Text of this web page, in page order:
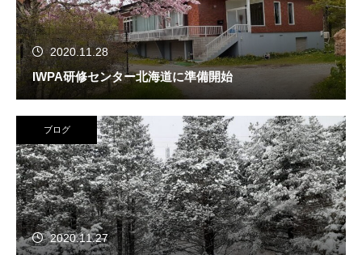
2020.11.28
IWPA研修センター北海道に準備開始
ブログ
2020.11.27